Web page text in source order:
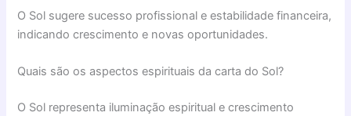
O Sol sugere sucesso profissional e estabilidade financeira,
indicando crescimento e novas oportunidades.
Quais são os aspectos espirituais da carta do Sol?
O Sol representa iluminação espiritual e crescimento